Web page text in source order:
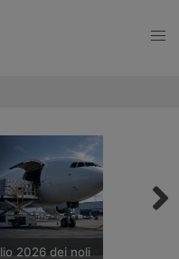
2026 dei noli